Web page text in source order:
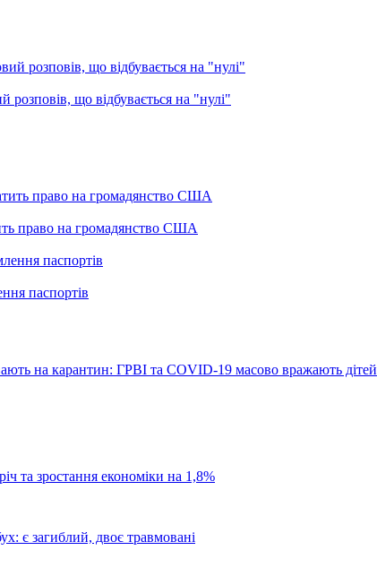
що відбувається на "нулі"
право на громадянство США
паспортів
на карантин: ГРВІ та COVID-19 масово вражають дітей
та зростання економіки на 1,8%
є загиблий, двоє травмовані